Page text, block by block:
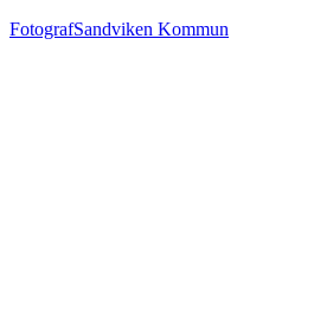
FotografSandviken Kommun